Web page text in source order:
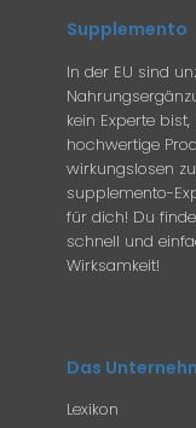
Supplemento
In der EU sind
kein Experte
hochwertige
wirkungslosen
supplemento-
für dich! Du
schnell und
Wirksamkeit!
Das
Lexikon